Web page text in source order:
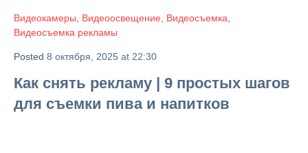
Видеокамеры Видеоосвещение Видеосъемка
Видеосъемка рекламы
Posted 8 октября, 2025 at 22:30
Как снять рекламу | 9 простых шагов
для съемки пива и напитков